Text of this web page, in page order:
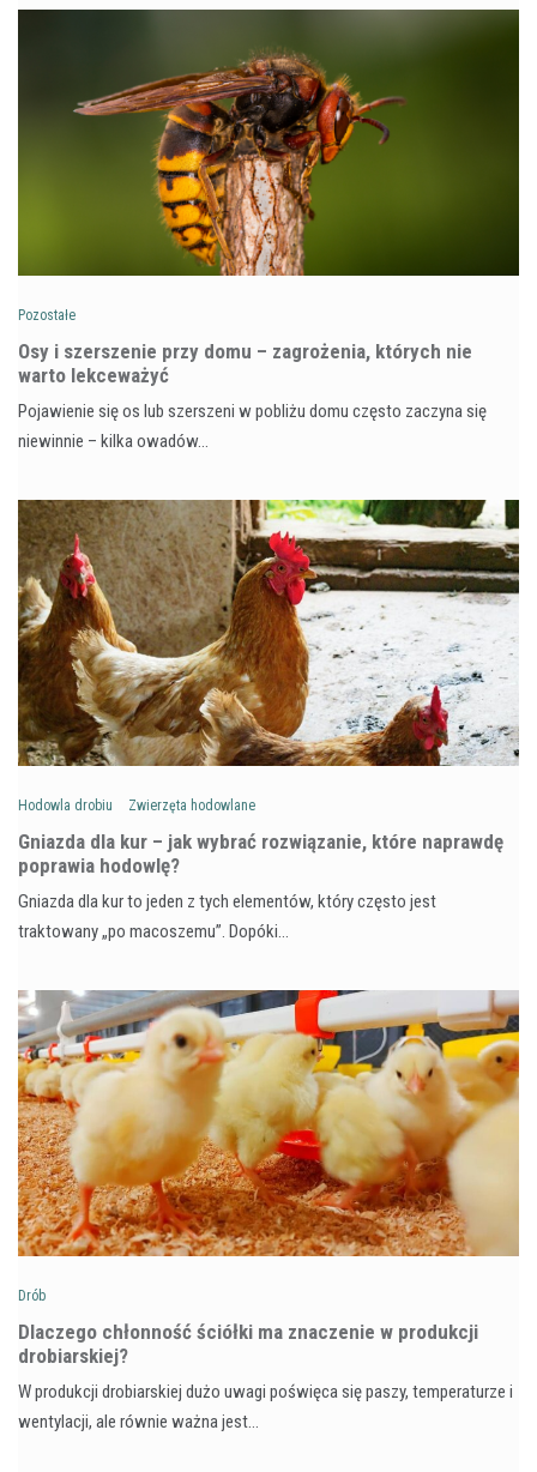
Pozostałe
Osy i szerszenie przy domu – zagrożenia, których nie
warto lekceważyć
Pojawienie się os lub szerszeni w pobliżu domu często zaczyna się
niewinnie – kilka owadów…
Hodowla drobiu Zwierzęta hodowlane
Gniazda dla kur – jak wybrać rozwiązanie, które naprawdę
poprawia hodowlę?
Gniazda dla kur to jeden z tych elementów, który często jest
traktowany „po macoszemu”. Dopóki…
Drób
Dlaczego chłonność ściółki ma znaczenie w produkcji
drobiarskiej?
W produkcji drobiarskiej dużo uwagi poświęca się paszy, temperaturze i
wentylacji, ale równie ważna jest…